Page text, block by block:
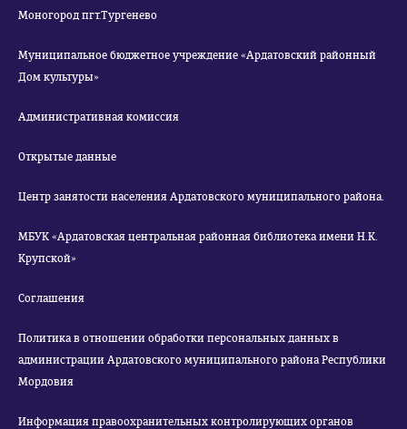
Моногород пгт.Тургенево
Муниципальное бюджетное учреждение «Ардатовский районный
Дом культуры»
Административная комиссия
Открытые данные
Центр занятости населения Ардатовского муниципального района.
МБУК «Ардатовская центральная районная библиотека имени Н.К.
Крупской»
Соглашения
Политика в отношении обработки персональных данных в
администрации Ардатовского муниципального района Республики
Мордовия
Информация правоохранительных контролирующих органов